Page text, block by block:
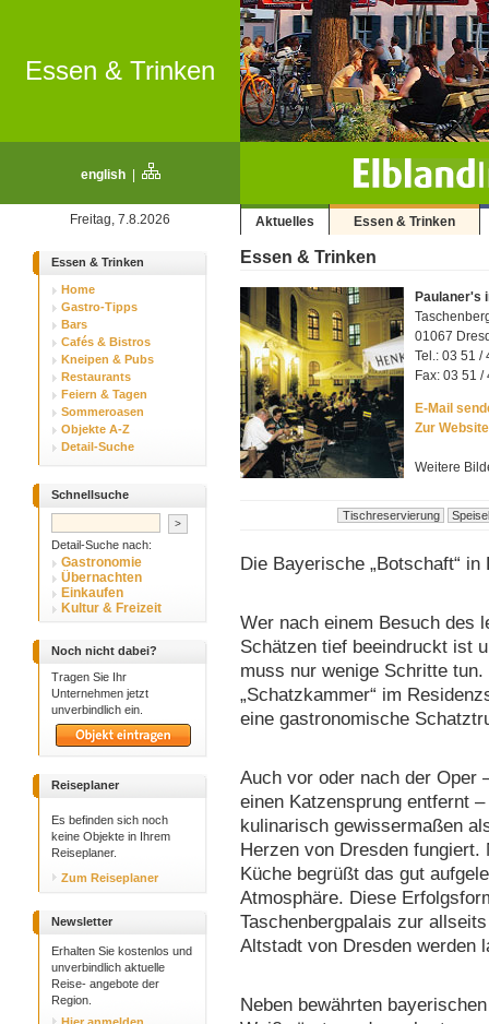
Essen & Trinken
english|
Freitag, 7.8.2026 Aktuelles Essen & Trinken
Essen & Trinken
Home
Gastro-Tipps
Bars
Cafés & Bistros
Kneipen & Pubs
Restaurants
Feiern & Tagen
Sommeroasen
Objekte A-Z
Detail-Suche
Schnellsuche
Detail-Suche nach:
Gastronomie
Übernachten
Einkaufen
Kultur & Freizeit
Noch nicht dabei?
Tragen Sie Ihr
Unternehmen jetzt
unverbindlich ein.
Reiseplaner
Es befinden sich noch
keine Objekte in Ihrem
Reiseplaner.
Zum Reiseplaner
Newsletter
Erhalten Sie kostenlos und
unverbindlich aktuelle
Reise- angebote der
Region.
Essen & Trinken
Paulaner's
01067
Tel.: 03 51 /
Fax: 03 51 /
E-Mail
Zur Website
Weitere
Die Bayerische „Botschaft“ in
Wer nach einem Besuch des
Schätzen tief beeindruckt ist
muss nur wenige Schritte
„Schatzkammer“ im
eine gastronomische
Auch vor oder nach der Oper
einen Katzensprung entfernt
kulinarisch gewissermaßen
Herzen von Dresden
Küche begrüßt das gut
Atmosphäre. Diese
Taschenbergpalais zur
Altstadt von Dresden werden
Neben bewährten